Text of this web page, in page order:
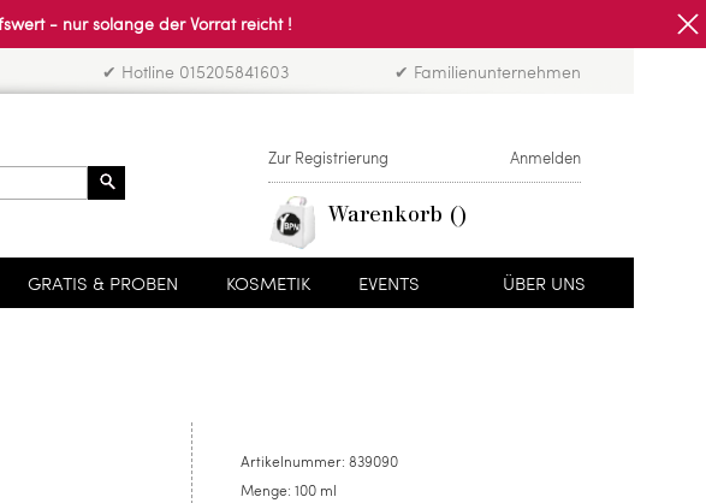
- nur solange der Vorrat reicht !
✔ Hotline 015205841603 ✔ Familienunternehmen
Zur Registrierung Anmelden
Warenkorb
GRATIS & PROBEN KOSMETIK EVENTS ÜBER UNS
Artikelnummer: 839090
Menge: 100 ml